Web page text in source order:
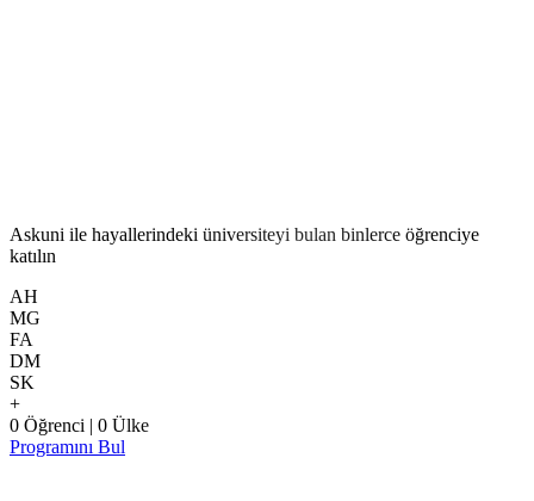
Askuni ile hayallerindeki üniversiteyi bulan binlerce öğrenciye
katılın
AH
MG
FA
DM
SK
+
0 Öğrenci | 0 Ülke
Programını Bul